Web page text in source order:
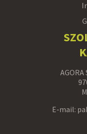
E-mail: